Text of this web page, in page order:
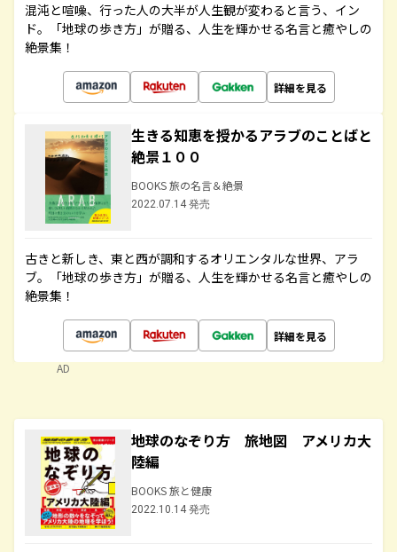
混沌と喧噪、行った人の大半が人生観が変わると言う、イン
ド。「地球の歩き方」が贈る、人生を輝かせる名言と癒やしの
絶景集！
詳細を見る
生きる知恵を授かるアラブのことばと
絶景１００
BOOKS 旅の名言＆絶景
2022.07.14 発売
古きと新しき、東と西が調和するオリエンタルな世界、アラ
ブ。「地球の歩き方」が贈る、人生を輝かせる名言と癒やしの
絶景集！
詳細を見る
AD
地球のなぞり方 旅地図 アメリカ大
陸編
BOOKS 旅と健康
2022.10.14 発売